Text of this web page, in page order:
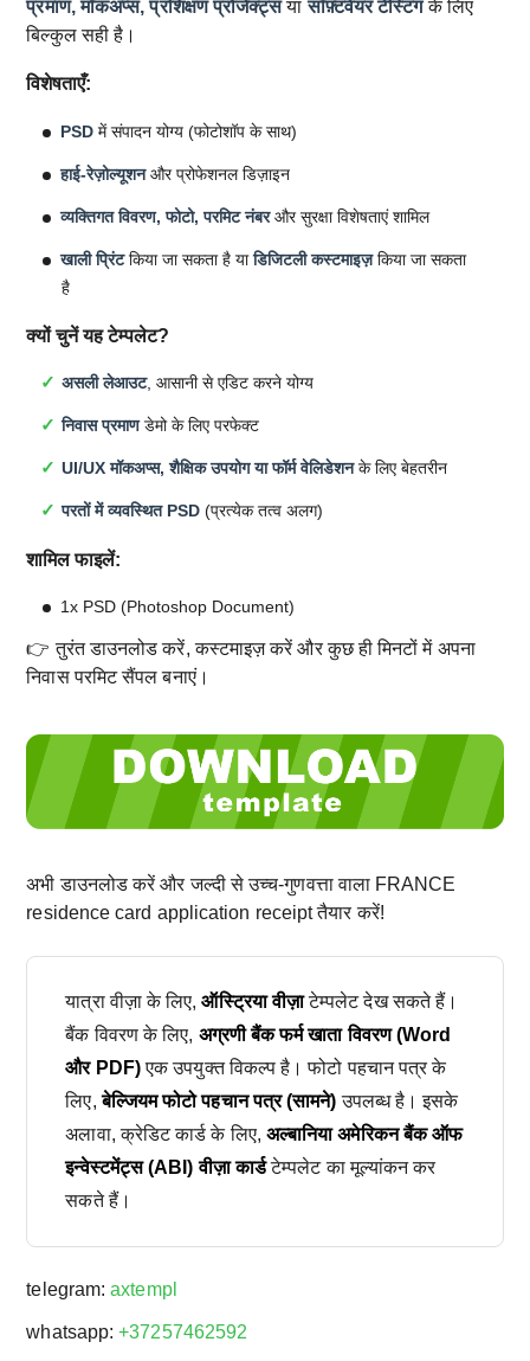
प्रमाण, मॉकअप्स, प्रशिक्षण प्रोजेक्ट्सयासॉफ़्टवेयर टेस्टिंगके लिए
बिल्कुल सही है।
विशेषताएँ:
PSD में संपादन योग्य (फोटोशॉप के साथ)
हाई-रेज़ोल्यूशनऔर प्रोफेशनल डिज़ाइन
व्यक्तिगत विवरण, फोटो, परमिट नंबरऔर सुरक्षा विशेषताएं शामिल
खाली प्रिंटकिया जा सकता है याडिजिटली कस्टमाइज़किया जा सकता
है
क्यों चुनें यह टेम्पलेट?
असली लेआउट, आसानी से एडिट करने योग्य
निवास प्रमाणडेमो के लिए परफेक्ट
UI/UX मॉकअप्स, शैक्षिक उपयोग या फॉर्म वेलिडेशनके लिए बेहतरीन
परतों में व्यवस्थित PSD (प्रत्येक तत्व अलग)
शामिल फाइलें:
1x PSD (Photoshop Document)
👉 तुरंत डाउनलोड करें, कस्टमाइज़ करें और कुछ ही मिनटों में अपना
निवास परमिट सैंपल बनाएं।
अभी डाउनलोड करें और जल्दी से उच्च-गुणवत्ता वाला FRANCE
residence card application receipt तैयार करें!
यात्रा वीज़ा के लिए,ऑस्ट्रिया वीज़ाटेम्पलेट देख सकते हैं।
बैंक विवरण के लिए, अग्रणी बैंक फर्म खाता विवरण (Word
और PDF)एक उपयुक्त विकल्प है। फोटो पहचान पत्र के
लिए,बेल्जियम फोटो पहचान पत्र (सामने) उपलब्ध है। इसके
अलावा, क्रेडिट कार्ड के लिए, अल्बानिया अमेरिकन बैंक ऑफ
इन्वेस्टमेंट्स (ABI) वीज़ा कार्डटेम्पलेट का मूल्यांकन कर
सकते हैं।
telegram:axtempl
whatsapp:+37257462592